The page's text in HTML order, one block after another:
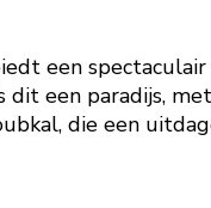
een
een paradijs,
die een